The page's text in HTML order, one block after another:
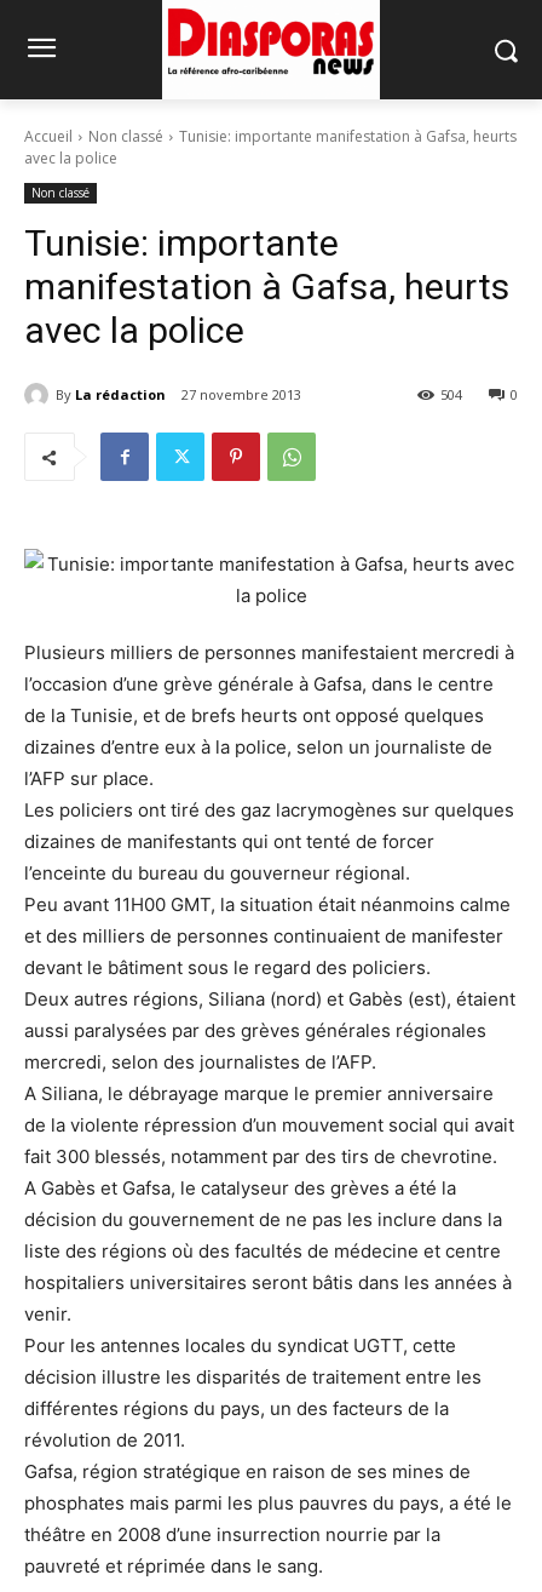
Accueil Non classé
Tunisie: importante manifestation à Gafsa, heurts
avec la police
Non classé
Tunisie: importante
manifestation à Gafsa, heurts
avec la police
By La rédaction 27 novembre 2013 0
504
Plusieurs milliers de personnes manifestaient mercredi à
l’occasion d’une grève générale à Gafsa, dans le centre
de la Tunisie, et de brefs heurts ont opposé quelques
dizaines d’entre eux à la police, selon un journaliste de
l’AFP sur place.
Les policiers ont tiré des gaz lacrymogènes sur quelques
dizaines de manifestants qui ont tenté de forcer
l’enceinte du bureau du gouverneur régional.
Peu avant 11H00 GMT, la situation était néanmoins calme
et des milliers de personnes continuaient de manifester
devant le bâtiment sous le regard des policiers.
Deux autres régions, Siliana (nord) et Gabès (est), étaient
aussi paralysées par des grèves générales régionales
mercredi, selon des journalistes de l’AFP.
A Siliana, le débrayage marque le premier anniversaire
de la violente répression d’un mouvement social qui avait
fait 300 blessés, notamment par des tirs de chevrotine.
A Gabès et Gafsa, le catalyseur des grèves a été la
décision du gouvernement de ne pas les inclure dans la
liste des régions où des facultés de médecine et centre
hospitaliers universitaires seront bâtis dans les années à
venir.
Pour les antennes locales du syndicat UGTT, cette
décision illustre les disparités de traitement entre les
différentes régions du pays, un des facteurs de la
révolution de 2011.
Gafsa, région stratégique en raison de ses mines de
phosphates mais parmi les plus pauvres du pays, a été le
théâtre en 2008 d’une insurrection nourrie par la
pauvreté et réprimée dans le sang.